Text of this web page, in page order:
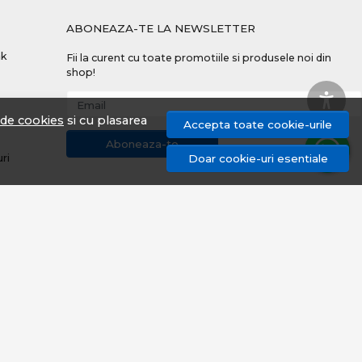
cookies si cu plasarea
Accepta toate cookie-urile
Doar cookie-uri esentiale
ABONEAZA-TE LA NEWSLETTER
Fii la curent cu toate promotiile si produsele noi din
shop!
Email
Aboneaza-te